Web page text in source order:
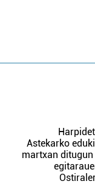
Astekarko
martxan